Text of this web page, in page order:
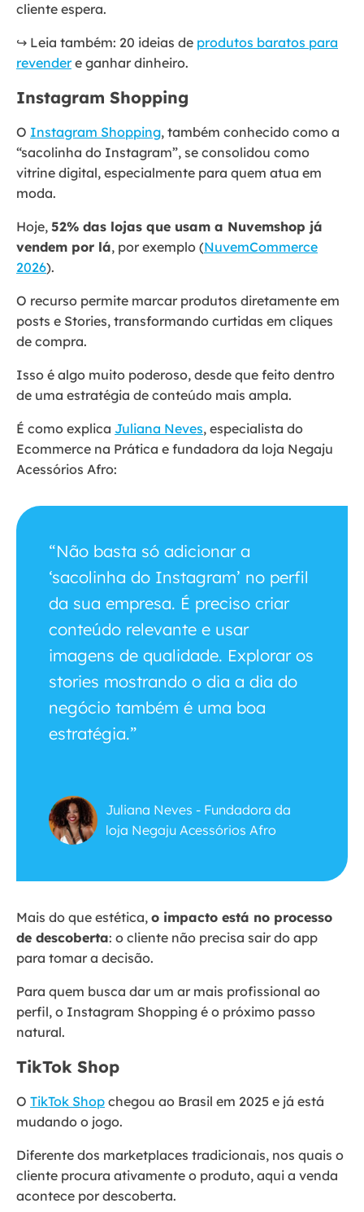
cliente espera.
↪️ Leia também: 20 ideias de produtos baratos para
revendere ganhar dinheiro.
Instagram Shopping
O Instagram Shopping, também conhecido como a
“sacolinha do Instagram”, se consolidou como
vitrine digital, especialmente para quem atua em
moda.
Hoje, 52% das lojas que usam a Nuvemshop já
vendem por lá, por exemplo (NuvemCommerce
2026).
O recurso permite marcar produtos diretamente em
posts e Stories, transformando curtidas em cliques
de compra.
Isso é algo muito poderoso, desde que feito dentro
de uma estratégia de conteúdo mais ampla.
É como explica Juliana Neves, especialista do
Ecommerce na Prática e fundadora da loja Negaju
Acessórios Afro:
“Não basta só adicionar a
‘sacolinha do Instagram’ no perfil
da sua empresa. É preciso criar
conteúdo relevante e usar
imagens de qualidade. Explorar os
stories mostrando o dia a dia do
negócio também é uma boa
estratégia.”
Juliana Neves - Fundadora da
loja Negaju Acessórios Afro
Mais do que estética, o impacto está no processo
de descoberta: o cliente não precisa sair do app
para tomar a decisão.
Para quem busca dar um ar mais profissional ao
perfil, o Instagram Shopping é o próximo passo
natural.
TikTok Shop
O TikTok Shop chegou ao Brasil em 2025 e já está
mudando o jogo.
Diferente dos marketplaces tradicionais, nos quais o
cliente procura ativamente o produto, aqui a venda
acontece por descoberta.